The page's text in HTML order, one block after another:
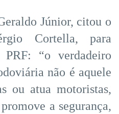
Júnior, citou o
Cortella, para
“o verdadeiro
não é aquele
ou atua motoristas,
a segurança,